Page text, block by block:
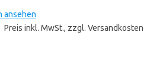
ansehen
Preis inkl. MwSt., zzgl. Versandkosten